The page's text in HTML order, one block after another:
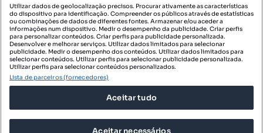
SIGA-NOS:
DESCARREGAR NA:
Utilizar dados de geolocalização precisos. Procurar ativamente as características
do dispositivo para identificação. Compreender os públicos através de estatísticas
ou combinações de dados de diferentes fontes. Armazenar e/ou aceder a
informações num dispositivo. Medir o desempenho da publicidade. Criar perfis
para personalizar conteúdos. Criar perfis para publicidade personalizada.
Desenvolver e melhorar serviços. Utilizar dados limitados para selecionar
publicidade. Medir o desempenho dos conteúdos. Utilizar dados limitados para
selecionar conteúdos. Utilizar perfis para selecionar publicidade personalizada.
Utilizar perfis para selecionar conteúdos personalizados.
Lista de parceiros (fornecedores)
Aceitar tudo
Aceitar necessários